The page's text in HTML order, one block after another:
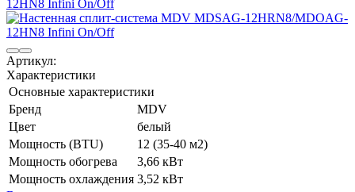
Артикул:
Характеристики
Основные характеристики
Бренд
MDV
Цвет
белый
Мощность (BTU)
12 (35-40 м2)
Мощность обогрева
3,66 кВт
Мощность охлаждения 3,52 кВт